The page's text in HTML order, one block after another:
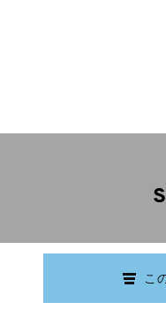
こ
Copyright ©